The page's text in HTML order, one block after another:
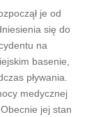
je od
się do
na
basenie,
pływania.
medycznej
jej stan